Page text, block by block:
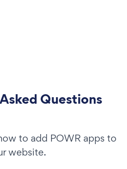
Questions
to add POWR apps to
website.